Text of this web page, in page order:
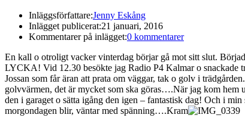
Inläggsförfattare:Jenny Eskång
Inlägget publicerat:21 januari, 2016
Kommentarer på inlägget:0 kommentarer
En kall o otroligt vacker vinterdag börjar gå mot sitt slut.
LYCKA! Vid 12.30 besökte jag Radio P4 Kalmar o snackade
Jossan som får äran att prata om väggar, tak o golv i
golvvärmen, det är mycket som ska göras….När jag kom hem
den i garaget o sätta igång den igen – fantastisk dag! Och i
morgondagen blir, väntar med spänning….Kram